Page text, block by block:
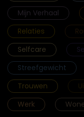
Mijn Verhaal
Relaties
Selfcare
Streefgewicht
Trouwen
Werk